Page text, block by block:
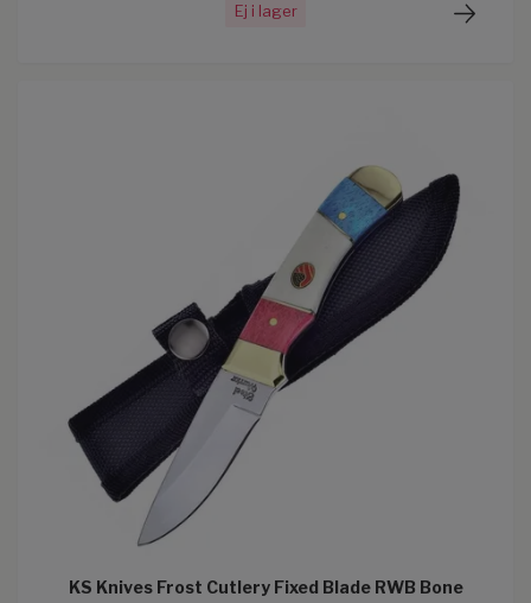
Ej i lager
KS Knives Frost Cutlery Fixed Blade RWB Bone